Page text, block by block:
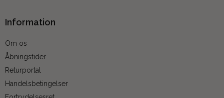
Information
Om os
Åbningstider
Returportal
Handelsbetingelser